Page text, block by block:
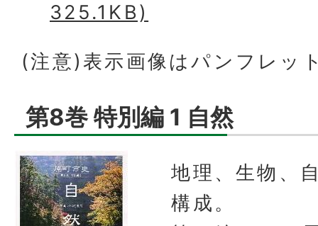
325.1KB)
(注意)表示画像はパンフレッ
第8巻 特別編 1 自然
地理、生物、
構成。